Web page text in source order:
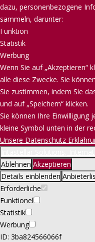
dazu, personenbezogene
sammeln, darunter:
Funktion
Statistik
Werbung
Wenn Sie auf „Akzeptieren“
alle diese Zwecke. Sie
Sie zustimmen, indem Sie
und auf „Speichern“ klicken.
Sie können Ihre Einwilligung
kleine Symbol unten in der
Unsere Datenschutz
Ablehnen Akzeptieren
Details einblenden
Erforderliche
Funktionel
Statistik
Werbung
ID: 3ba824566066f